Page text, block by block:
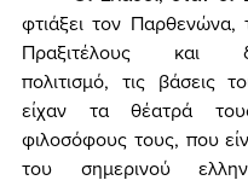
φτιάξει τον Παρθενώνα,
Πραξιτέλους και
πολιτισμό, τις βάσεις
είχαν τα θέατρά
φιλοσόφους τους, που
του σημερινού